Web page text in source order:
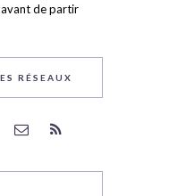
de partir
RÉSEAUX